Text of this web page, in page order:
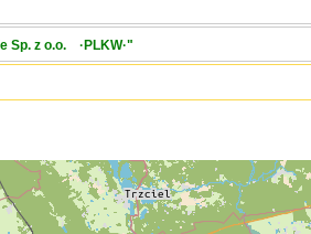
Sp. z o.o. ·PLKW·"